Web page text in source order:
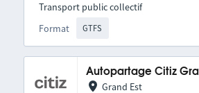
Format GTFS
Transport public collectif
Autopartage Citiz
Grand Est